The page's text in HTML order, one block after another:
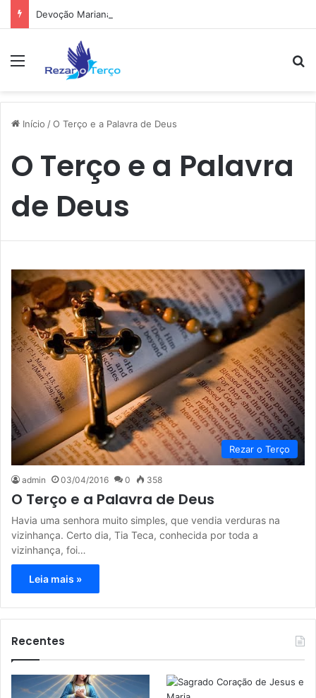
Devoção Mariana
Menu
Início /O Terço e a Palavra de Deus
O Terço e a Palavra
de Deus
Rezar o Terço
admin 03/04/2016 0 358
O Terço e a Palavra de Deus
Havia uma senhora muito simples, que vendia verduras na
vizinhança. Certo dia, Tia Teca, conhecida por toda a
vizinhança, foi…
Leia mais »
Recentes